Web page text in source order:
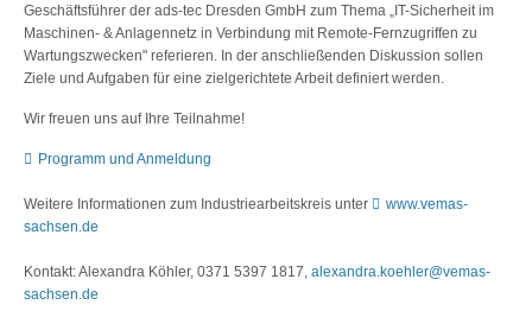
Geschäftsführer der ads-tec Dresden GmbH zum Thema „IT-Sicherheit im
Maschinen- & Anlagennetz in Verbindung mit Remote-Fernzugriffen zu
Wartungszwecken" referieren. In der anschließenden Diskussion sollen
Ziele und Aufgaben für eine zielgerichtete Arbeit definiert werden.
Wir freuen uns auf Ihre Teilnahme!
Programm und Anmeldung
Weitere Informationen zum Industriearbeitskreis unter
www.vemas-
sachsen.de
Kontakt: Alexandra Köhler, 0371 5397 1817, alexandra.koehler@vemas-
sachsen.de